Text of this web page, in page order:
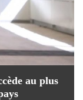
au plus